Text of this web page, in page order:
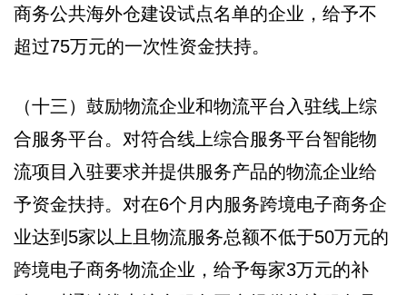
商务公共海外仓建设试点名单的企业，给予不
超过75万元的一次性资金扶持。
（十三）鼓励物流企业和物流平台入驻线上综
合服务平台。对符合线上综合服务平台智能物
流项目入驻要求并提供服务产品的物流企业给
予资金扶持。对在6个月内服务跨境电子商务企
业达到5家以上且物流服务总额不低于50万元的
跨境电子商务物流企业，给予每家3万元的补